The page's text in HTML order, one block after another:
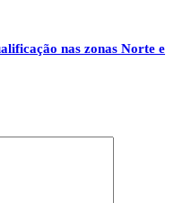
nas zonas Norte e